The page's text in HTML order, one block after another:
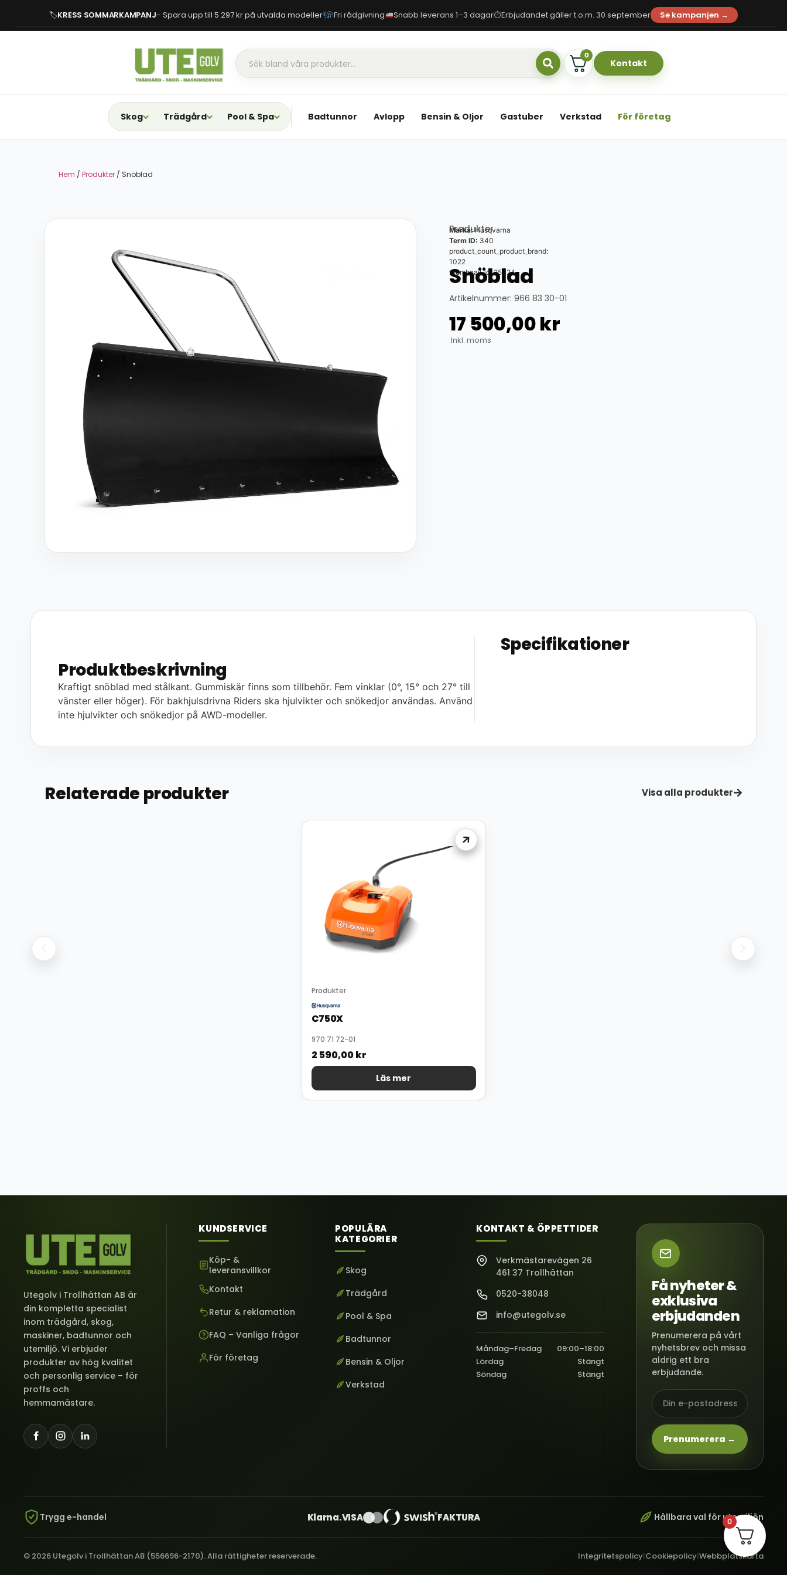
🏷KRESS SOMMARKAMPANJ– Spara upp till 5 297 kr på utvalda modeller! Fri rådgivning Snabb leverans 1–3 dagar⏱Erbjudandet gäller t.o.m. 30 september Se kampanjen →
0
Kontakt
Skog Trädgård Pool & Spa Badtunnor Avlopp Bensin & Oljor Gastuber Verkstad För företag
Hem / Produkter / Snöblad
Produkter
Marka:Husqvarna
Term ID: 340
product_count_product_brand:
1022
thumbnail_id: 25324
Snöblad
Artikelnummer: 966 83 30-01
17 500,00kr
Inkl. moms
Produktbeskrivning
Kraftigt snöblad med stålkant. Gummiskär finns som tillbehör. Fem vinklar (0°, 15° och 27° till
vänster eller höger). För bakhjulsdrivna Riders ska hjulvikter och snökedjor användas. Använd
inte hjulvikter och snökedjor på AWD-modeller.
Specifikationer
Relaterade produkter Visa alla produkter
Produkter
C750X
970 71 72-01
2 590,00kr
Läs mer
Utegolv i Trollhättan AB är
din kompletta specialist
inom trädgård, skog,
maskiner, badtunnor och
utemiljö. Vi erbjuder
produkter av hög kvalitet
och personlig service – för
proffs och
hemmamästare.
KUNDSERVICE
Köp- &
leveransvillkor
Kontakt
Retur & reklamation
FAQ – Vanliga frågor
För företag
POPULÄRA
KATEGORIER
Skog
Trädgård
Pool & Spa
Badtunnor
Bensin & Oljor
Verkstad
KONTAKT & ÖPPETTIDER
Verkmästarevägen 26
461 37 Trollhättan
0520-38048
info@utegolv.se
Måndag–Fredag
09:00–18:00
Lördag
Stängt
Söndag
Stängt
Få nyheter &
exklusiva
erbjudanden
Prenumerera på vårt
nyhetsbrev och missa
aldrig ett bra
erbjudande.
Prenumerera →
Trygg e-handel Klarna.VISA FAKTURA Hållbara val för utemiljön
© 2026 Utegolv i Trollhättan AB (556696-2170). Alla rättigheter reserverade. Integritetspolicy|Cookiepolicy|Webbplatskarta
0